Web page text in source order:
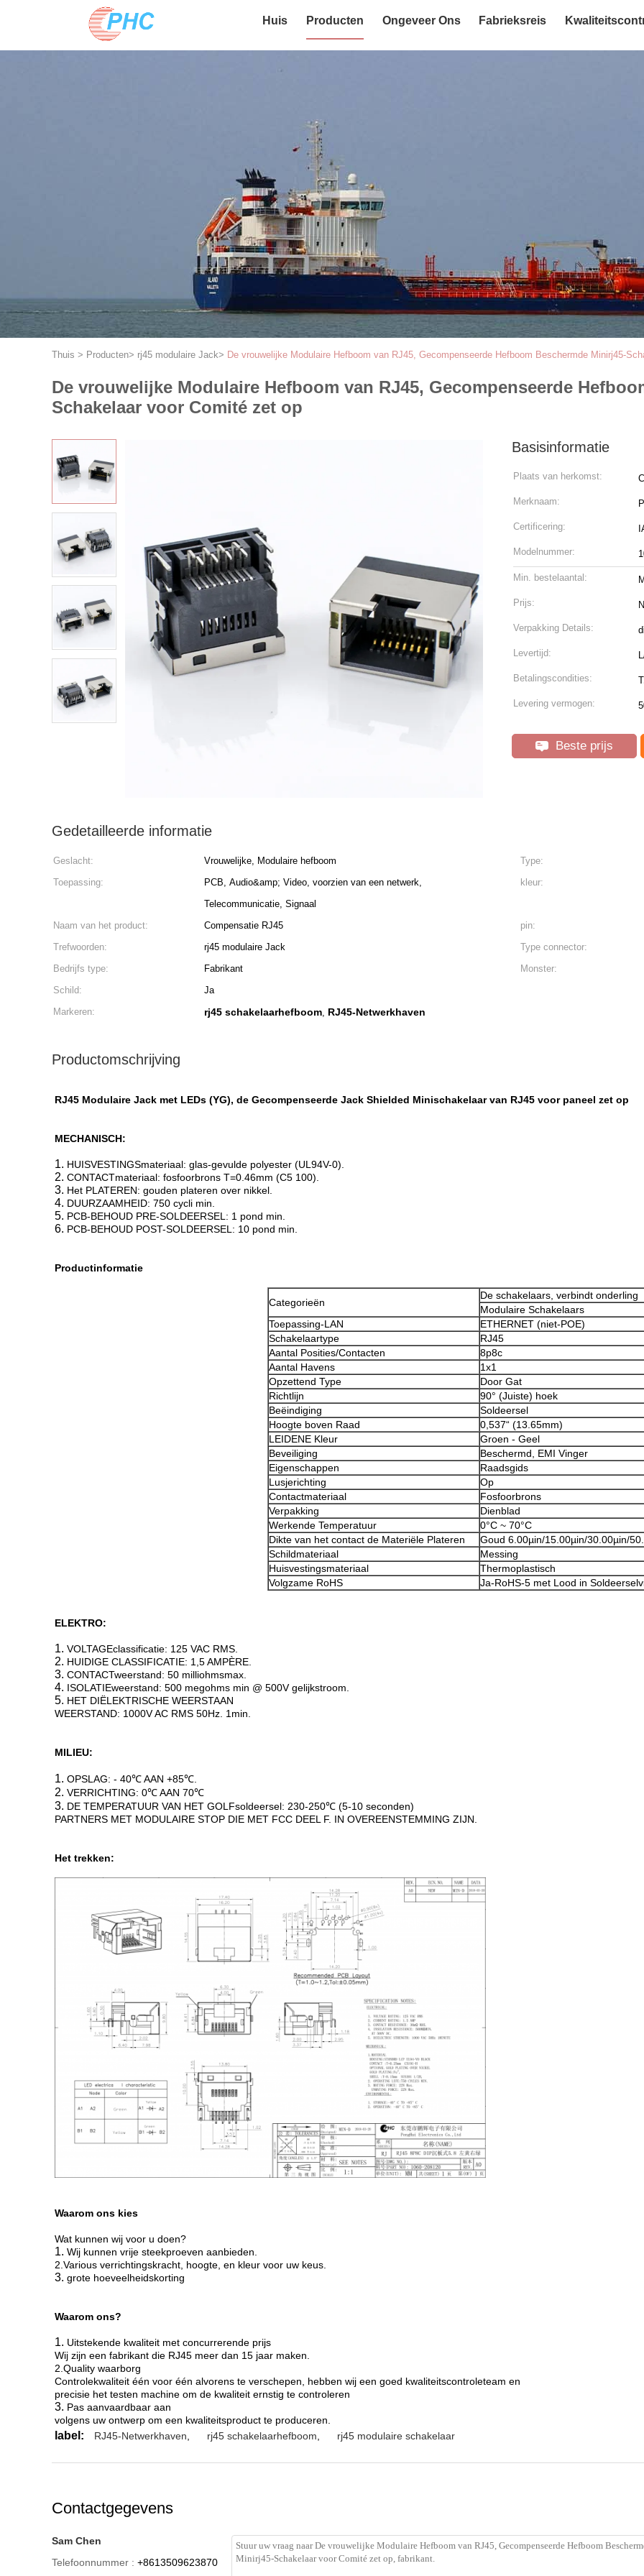
Huis Producten Ongeveer Ons Fabrieksreis
Thuis > Producten> rj45 modulaire Jack> De vrouwelijke Modulaire Hefboom van RJ45, Gecompenseerde Hefboom Beschermde Minirj45-
De vrouwelijke Modulaire Hefboom van RJ45, Gecompenseerde
Schakelaar voor Comité zet op
Basisinformatie
Plaats van herkomst:
Merknaam:
Certificering:
Modelnummer:
Min. bestelaantal:
Prijs:
Verpakking Details:
Levertijd:
Betalingscondities:
Levering vermogen:
Beste prijs
Gedetailleerde informatie
Geslacht: Vrouwelijke, Modulaire hefboom Type:
Toepassing:
PCB, Audio&amp; Video, voorzien van een netwerk,
Telecommunicatie, Signaal
kleur:
Naam van het product: Compensatie RJ45 pin:
Trefwoorden:
rj45 modulaire Jack Type connector:
Bedrijfs type:
Fabrikant Monster:
Schild:
Ja
Markeren:
rj45 schakelaarhefboom, RJ45-Netwerkhaven
Productomschrijving
RJ45 Modulaire Jack met LEDs (YG), de Gecompenseerde Jack Shielded Minischakelaar van RJ45 voor paneel zet op
MECHANISCH:
1. HUISVESTINGSmateriaal: glas-gevulde polyester (UL94V-0).
2. CONTACTmateriaal: fosfoorbrons T=0.46mm (C5 100).
3. Het PLATEREN: gouden plateren over nikkel.
4. DUURZAAMHEID: 750 cycli min.
5. PCB-BEHOUD PRE-SOLDEERSEL: 1 pond min.
6. PCB-BEHOUD POST-SOLDEERSEL: 10 pond min.
Productinformatie
Categorieën
De schakelaars, verbindt onderling
Modulaire Schakelaars
Toepassing-LAN
ETHERNET (niet-POE)
Schakelaartype
RJ45
Aantal Posities/Contacten
8p8c
Aantal Havens
1x1
Opzettend Type
Door Gat
Richtlijn
90° (Juiste) hoek
Beëindiging
Soldeersel
Hoogte boven Raad
0,537“ (13.65mm)
LEIDENE Kleur
Groen - Geel
Beveiliging
Beschermd, EMI Vinger
Eigenschappen
Raadsgids
Lusjerichting
Op
Contactmateriaal
Fosfoorbrons
Verpakking
Dienblad
Werkende Temperatuur
0°C ~ 70°C
Dikte van het contact de Materiële Plateren
Goud 6.00µin/15.00µin/30.00µin/
Schildmateriaal
Messing
Huisvestingsmateriaal
Thermoplastisch
Volgzame RoHS
Ja-RoHS-5 met Lood in
ELEKTRO:
1. VOLTAGEclassificatie: 125 VAC RMS.
2. HUIDIGE CLASSIFICATIE: 1,5 AMPÈRE.
3. CONTACTweerstand: 50 milliohmsmax.
4. ISOLATIEweerstand: 500 megohms min @ 500V gelijkstroom.
5. HET DIËLEKTRISCHE WEERSTAAN
WEERSTAND: 1000V AC RMS 50Hz. 1min.
MILIEU:
1. OPSLAG: - 40℃ AAN +85℃.
2. VERRICHTING: 0℃ AAN 70℃
3. DE TEMPERATUUR VAN HET GOLFsoldeersel: 230-250℃ (5-10 seconden)
PARTNERS MET MODULAIRE STOP DIE MET FCC DEEL F. IN OVEREENSTEMMING ZIJN.
Het trekken:
Waarom ons kies
Wat kunnen wij voor u doen?
1. Wij kunnen vrije steekproeven aanbieden.
2.Various verrichtingskracht, hoogte, en kleur voor uw keus.
3. grote hoeveelheidskorting
Waarom ons?
1. Uitstekende kwaliteit met concurrerende prijs
Wij zijn een fabrikant die RJ45 meer dan 15 jaar maken.
2.Quality waarborg
Controlekwaliteit één voor één alvorens te verschepen, hebben wij een goed kwaliteitscontroleteam en
precisie het testen machine om de kwaliteit ernstig te controleren
3. Pas aanvaardbaar aan
volgens uw ontwerp om een kwaliteitsproduct te produceren.
label: RJ45-Netwerkhaven rj45 schakelaarhefboom rj45 modulaire schakelaar
Contactgegevens
Sam Chen
Telefoonnummer : +8613509623870